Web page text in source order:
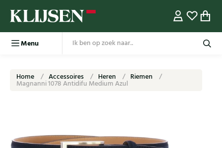
Menu
Home Accessoires Heren Riemen
Magnanni 1078 Antidifu Medium Azul